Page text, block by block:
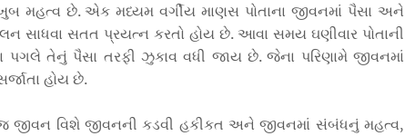
મહત્વ છે. એક મધ્યમ વર્ગીય માણસ પોતાના જીવનમાં પૈસા અને
સાધવા સતત પ્રયત્ન કરતો હોય છે. આવા સમય ઘણીવાર પોતાની
પગલે તેનું પૈસા તરફી ઝુકાવ વધી જાય છે. જેના પરિણામે જીવનમાં
હોય છે.
વિશે જીવનની કડવી હકીકત અને જીવનમાં સંબંધનું મહત્વ,